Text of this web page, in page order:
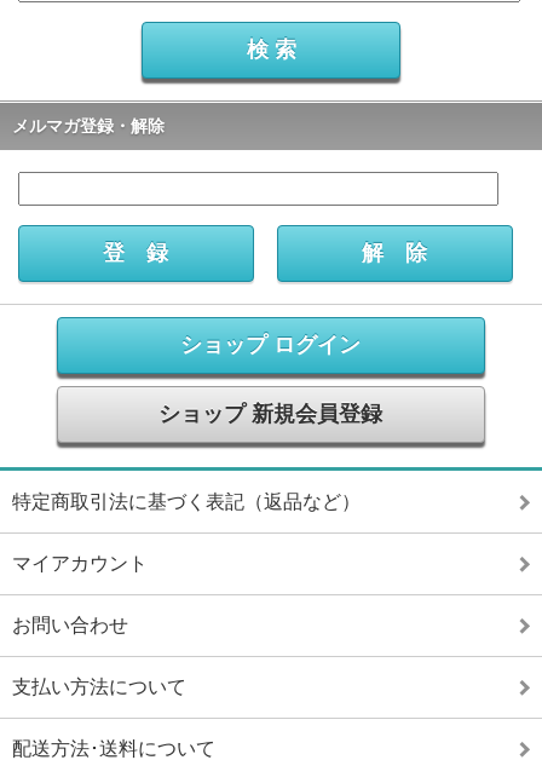
メルマガ登録・解除
ショップ ログイン
ショップ 新規会員登録
特定商取引法に基づく表記（返品など）
マイアカウント
お問い合わせ
支払い方法について
配送方法･送料について